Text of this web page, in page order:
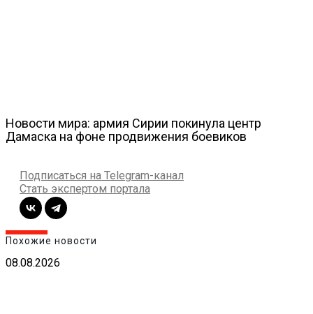
Новости мира: армия Сирии покинула центр
Дамаска на фоне продвижения боевиков
Подписаться на Telegram-канал
Стать экспертом портала
Похожие новости
08.08.2026